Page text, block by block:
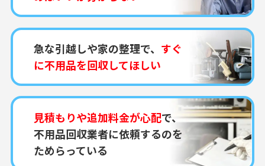
急な引越しや家の整理で、 すぐ
に不用品を回収してほしい
見積もりや追加料金が心配で、
不用品回収業者に依頼するのを
ためらっている